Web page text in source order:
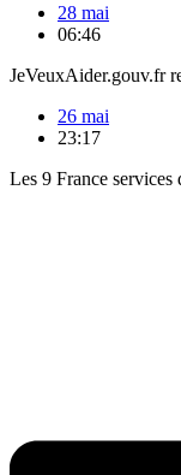
28 mai
06:46
JeVeuxAider.gouv.fr
26 mai
23:17
Les 9 France